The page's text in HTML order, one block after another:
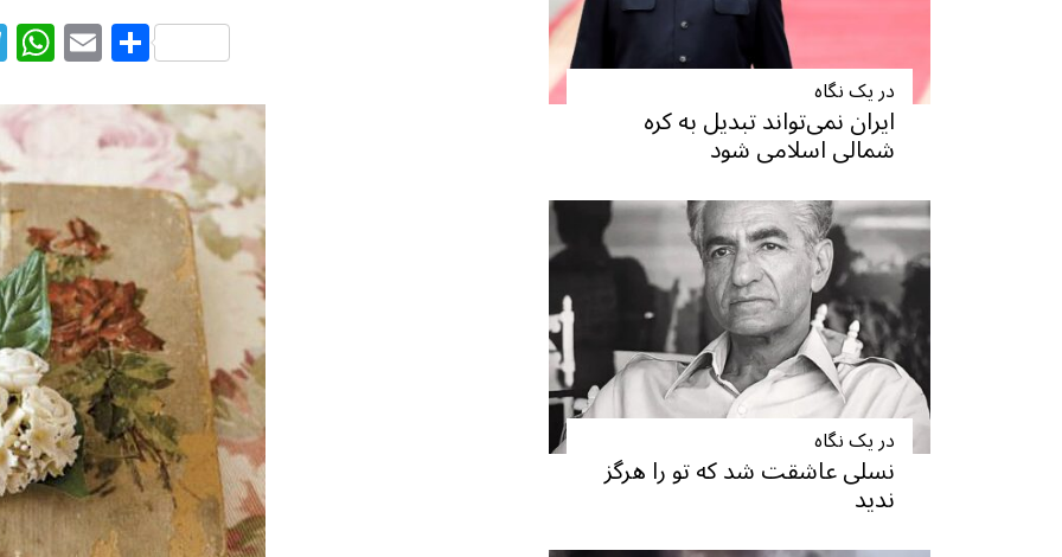
T
el
e
g
ra
m
W
h
at
A
p
p
E
m
ai
l
S
h
ar
e
در یک نگاه
ایران نمی‌تواند تبدیل به کره
شمالی اسلامی شود
در یک نگاه
نسلی عاشقت شد که تو را هرگز
ندید